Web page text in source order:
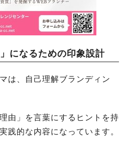
になるための印象設計
は、自己理解ブランディン
由」を言葉にするヒントを持
践的な内容になっています。